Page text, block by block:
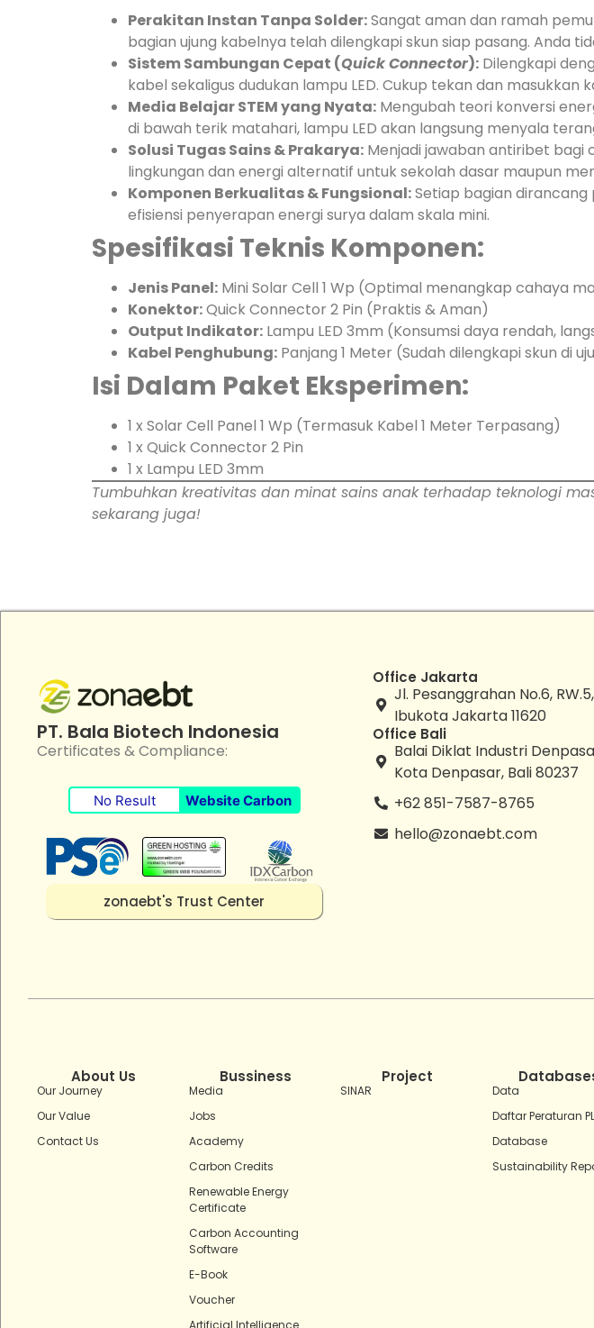
Perakitan Instan Tanpa Solder:Sangat aman dan ramah
bagian ujung kabelnya telah dilengkapi skun siap pasang. Anda
Sistem Sambungan Cepat (Quick Connector): Dilengkapi
kabel sekaligus dudukan lampu LED. Cukup tekan dan masukkan
Media Belajar STEM yang Nyata: Mengubah teori konversi
di bawah terik matahari, lampu LED akan langsung menyala
Solusi Tugas Sains & Prakarya: Menjadi jawaban antiribet bagi
lingkungan dan energi alternatif untuk sekolah dasar maupun
Komponen Berkualitas & Fungsional:Setiap bagian
efisiensi penyerapan energi surya dalam skala mini.
Spesifikasi Teknis Komponen:
Jenis Panel: Mini Solar Cell 1 Wp (Optimal menangkap cahaya
Konektor:Quick Connector 2 Pin (Praktis & Aman)
Output Indikator: Lampu LED 3mm (Konsumsi daya rendah,
Kabel Penghubung: Panjang 1 Meter (Sudah dilengkapi skun di
Isi Dalam Paket Eksperimen:
1 x Solar Cell Panel 1 Wp (Termasuk Kabel 1 Meter Terpasang)
1 x Quick Connector 2 Pin
1 x Lampu LED 3mm
Tumbuhkan kreativitas dan minat sains anak terhadap teknologi
sekarang juga!
PT. Bala Biotech Indonesia
Certificates & Compliance:
No Result Website Carbon
zonaebt's Trust Center
Office Jakarta
Jl. Pesanggrahan No.6,
Ibukota Jakarta 11620
Office Bali
Balai Diklat Industri
Kota Denpasar, Bali 80237
+62 851-7587-8765
hello@zonaebt.com
About Us
Our Journey
Our Value
Contact Us
Bussiness
Media
Jobs
Academy
Carbon Credits
Renewable Energy
Certificate
Carbon Accounting
Software
E-Book
Voucher
Project
SINAR
Data
Daftar Peraturan
Database
Sustainability